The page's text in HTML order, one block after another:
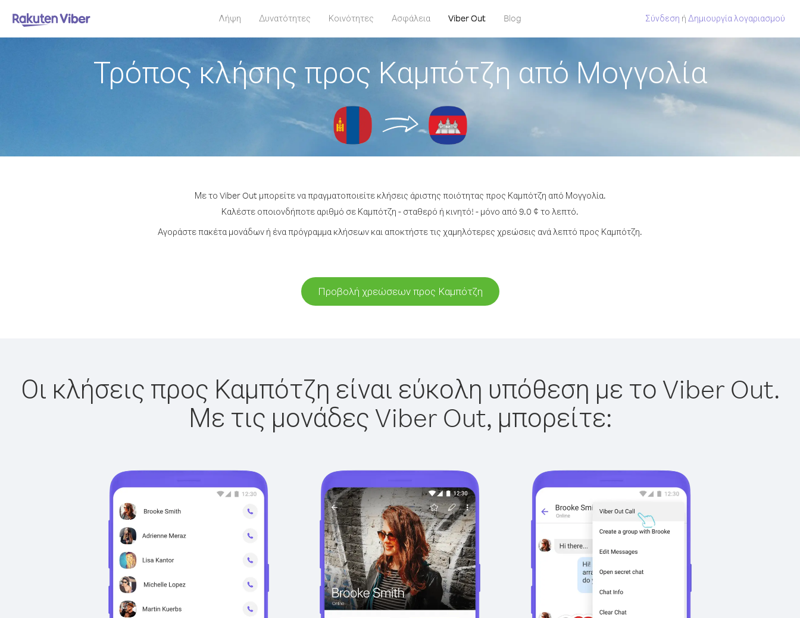
Λήψη Δυνατότητες Κοινότητες Ασφάλεια Viber Out Blog Σύνδεση ή Δημιουργία λογαριασμού
Τρόπος κλήσης προς Καμπότζη από Μογγολία
Με το Viber Out μπορείτε να πραγματοποιείτε κλήσεις άριστης ποιότητας προς Καμπότζη από Μογγολία.
Καλέστε οποιονδήποτε αριθμό σε Καμπότζη - σταθερό ή κινητό! - μόνο από 9.0 ¢ το λεπτό.
Αγοράστε πακέτα μονάδων ή ένα πρόγραμμα κλήσεων και αποκτήστε τις χαμηλότερες χρεώσεις ανά λεπτό προς Καμπότζη.
Προβολή χρεώσεων προς Καμπότζη
Οι κλήσεις προς Καμπότζη είναι εύκολη υπόθεση με το Viber Out.
Με τις μονάδες Viber Out, μπορείτε: